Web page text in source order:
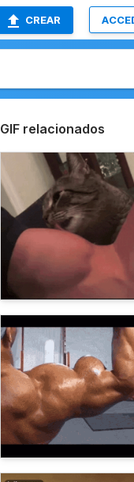
CREAR
GIF relacionados